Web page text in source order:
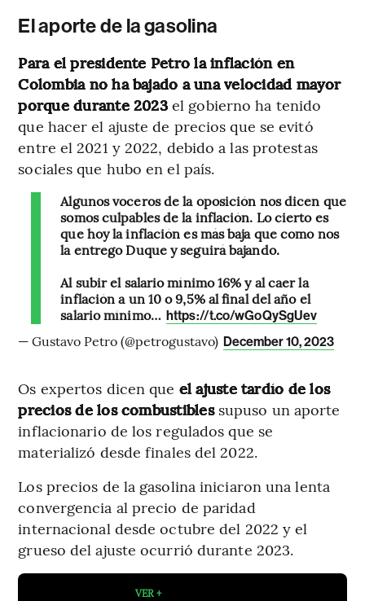
El aporte de la gasolina
Para el presidente Petro la inflación en
Colombia no ha bajado a una velocidad mayor
porque durante 2023el gobierno ha tenido
que hacer el ajuste de precios que se evitó
entre el 2021 y 2022, debido a las protestas
sociales que hubo en el país.
Algunos voceros de la oposición nos dicen que
somos culpables de la inflación. Lo cierto es
que hoy la inflación es más baja que como nos
la entrego Duque y seguirá bajando.
Al subir el salario mínimo 16% y al caer la
inflación a un 10 o 9,5% al final del año el
salario mínimo… https://t.co/wGoQySgUev
— Gustavo Petro (@petrogustavo) December 10, 2023
Os expertos dicen que el ajuste tardío de los
precios de los combustiblessupuso un aporte
inflacionario de los regulados que se
materializó desde finales del 2022.
Los precios de la gasolina iniciaron una lenta
convergencia al precio de paridad
internacional desde octubre del 2022 y el
grueso del ajuste ocurrió durante 2023.
VER +